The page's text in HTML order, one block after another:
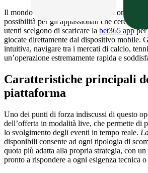
Il mondo delle scommesse sportive online
possibilità per gli appassionati che cercano
utenti scelgono di scaricare la bet365 appper
giocate direttamente dal dispositivo mobile.
intuitiva, navigare tra i mercati di calcio,
un’operazione estremamente rapida e
Caratteristiche principali
piattaforma
Uno dei punti di forza indiscussi di questo
dell’offerta in modalità live, che permette di
lo svolgimento degli eventi in tempo reale.
disponibili consente ad ogni tipologia di
quota più adatta alla propria strategia, con
pronto a rispondere a ogni esigenza tecnica